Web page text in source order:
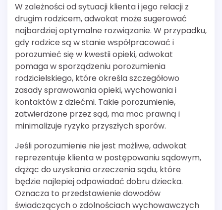
W zależności od sytuacji klienta i jego relacji z
drugim rodzicem, adwokat może sugerować
najbardziej optymalne rozwiązanie. W przypadku,
gdy rodzice są w stanie współpracować i
porozumieć się w kwestii opieki, adwokat
pomaga w sporządzeniu porozumienia
rodzicielskiego, które określa szczegółowo
zasady sprawowania opieki, wychowania i
kontaktów z dziećmi. Takie porozumienie,
zatwierdzone przez sąd, ma moc prawną i
minimalizuje ryzyko przyszłych sporów.
Jeśli porozumienie nie jest możliwe, adwokat
reprezentuje klienta w postępowaniu sądowym,
dążąc do uzyskania orzeczenia sądu, które
będzie najlepiej odpowiadać dobru dziecka.
Oznacza to przedstawienie dowodów
świadczących o zdolnościach wychowawczych